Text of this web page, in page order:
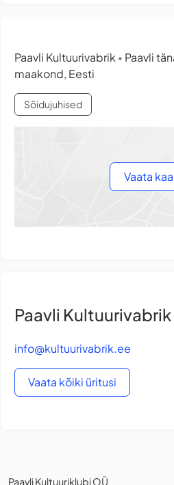
Paavli Kultuurivabrik • Paavli
maakond, Eesti
Sõidujuhised
Vaata
Paavli Kultuurivabrik
info@kultuurivabrik.ee
Vaata kõiki üritusi
Paavli Kultuuriklubi OÜ